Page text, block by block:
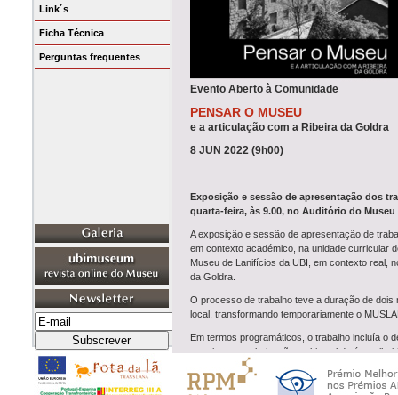
Link´s
Ficha Técnica
Perguntas frequentes
Evento Aberto à Comunidade
PENSAR O MUSEU
e a articulação com a Ribeira da Goldra
8 JUN 2022 (9h00)
Exposição e sessão de apresentação dos
quarta-feira, às 9.00, no Auditório do
A exposição e sessão de apresentação de
em contexto académico, na unidade curricular
Museu de Lanifícios da UBI, em contexto real,
da Goldra.
O processo de trabalho teve a duração de
local, transformando temporariamente o
Em termos programáticos, o trabalho incluía o
exteriores e valorização ambiental da área
As soluções arquitetónicas pensadas para a
a academia.